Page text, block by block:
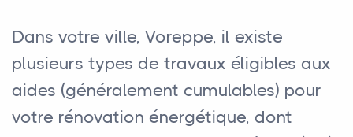
Dans votre ville, Voreppe, il existe
plusieurs types de travaux éligibles aux
aides (généralement cumulables) pour
votre rénovation énergétique, dont